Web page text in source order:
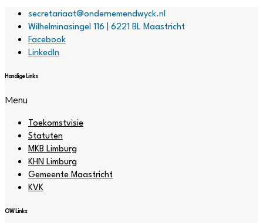
secretariaat@ondernemendwyck.nl
Wilhelminasingel 116 | 6221 BL Maastricht
Facebook
LinkedIn
Handige Links
Menu
Toekomstvisie
Statuten
MKB Limburg
KHN Limburg
Gemeente Maastricht
KVK
OW Links